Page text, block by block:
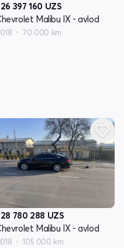
397 160 UZS
Malibu IX - avlod
70 000 km
780 288 UZS
Malibu IX - avlod
105 000 km